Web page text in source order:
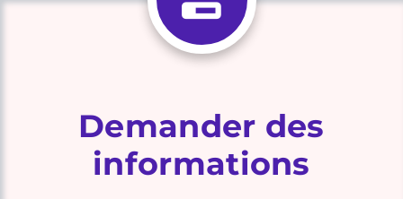
Demander des
informations